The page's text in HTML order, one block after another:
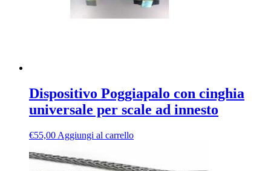
Dispositivo Poggiapalo con cinghia
universale per scale ad innesto
€55,00 Aggiungi al carrello